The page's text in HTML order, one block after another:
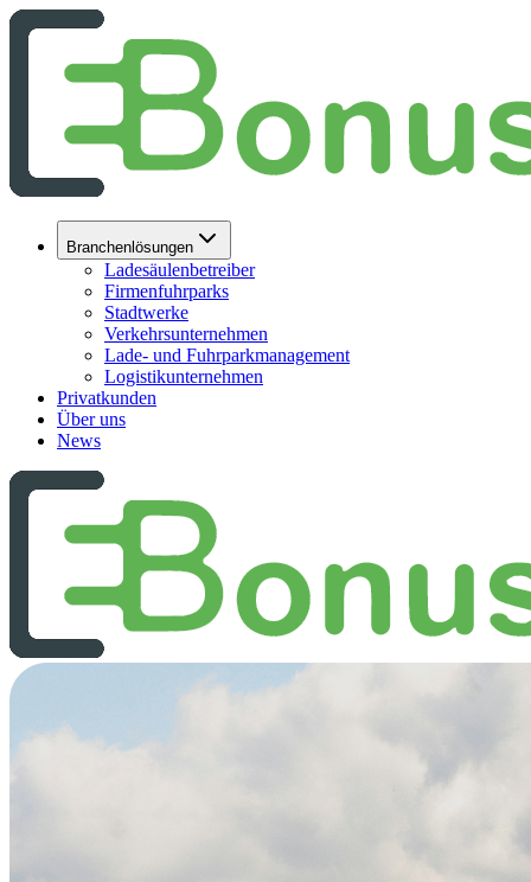
Branchenlösungen
Ladesäulenbetreiber
Firmenfuhrparks
Stadtwerke
Verkehrsunternehmen
Lade- und Fuhrparkmanagement
Logistikunternehmen
Privatkunden
Über uns
News